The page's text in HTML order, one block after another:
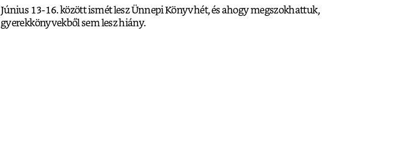
Június 13-16. között ismét lesz Ünnepi Könyvhét, és ahogy megszokhattuk,
gyerekkönyvekből sem lesz hiány.